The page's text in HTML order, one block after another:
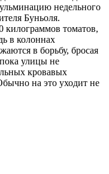
недельного
Буньоля.
килограммов томатов,
в колоннах
в борьбу, бросая
улицы не
кровавых
на это уходит не